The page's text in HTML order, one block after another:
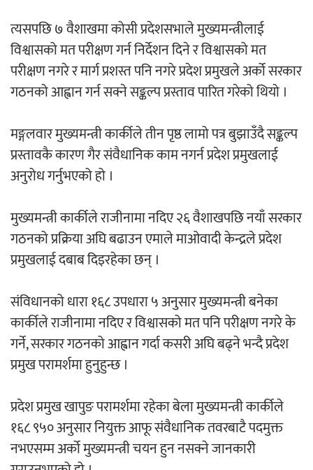
‘दुर्गा’ निर्माण गर्दै सम्राट
चलचित्र ‘माया भनेकै यस्तो होला’को शीर्ष गीत
सार्वजनिक
त्यसपछि ७ वैशाखमा कोसी प्रदेशसभाले मुख्यमन्त्रीलाई
विश्वासको मत परीक्षण गर्न निर्देशन दिने र विश्वासको मत
परीक्षण नगरे र मार्ग प्रशस्त पनि नगरे प्रदेश प्रमुखले अर्को सरकार
गठनको आह्वान गर्न सक्ने सङ्कल्प प्रस्ताव पारित गरेको थियो ।
मङ्गलवार मुख्यमन्त्री कार्कीले तीन पृष्ठ लामो पत्र बुझाउँदै सङ्कल्प
प्रस्तावकै कारण गैर संवैधानिक काम नगर्न प्रदेश प्रमुखलाई
अनुरोध गर्नुभएको हो ।
मुख्यमन्त्री कार्कीले राजीनामा नदिए २६ वैशाखपछि नयाँ सरकार
गठनको प्रक्रिया अघि बढाउन एमाले माओवादी केन्द्रले प्रदेश
प्रमुखलाई दबाब दिइरहेका छन् ।
संविधानको धारा १६८ उपधारा ५ अनुसार मुख्यमन्त्री बनेका
कार्कीले राजीनामा नदिए र विश्वासको मत पनि परीक्षण नगरे के
गर्ने, सरकार गठनको आह्वान गर्दा कसरी अघि बढ्ने भन्दै प्रदेश
प्रमुख परामर्शमा हुनुहुन्छ ।
प्रदेश प्रमुख खापुङ परामर्शमा रहेका बेला मुख्यमन्त्री कार्कीले
१६८ ९५० अनुसार नियुक्त आफू संवैधानिक तवरबाटै पदमुक्त
नभएसम्म अर्को मुख्यमन्त्री चयन हुन नसक्ने जानकारी